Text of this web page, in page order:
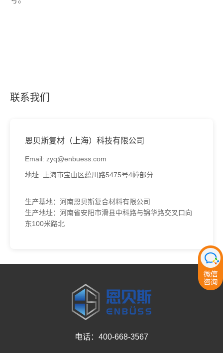
联系我们
恩贝斯复材（上海）科技有限公司
Email: zyq@enbuess.com
地址: 上海市宝山区蕴川路5475号4幢部分
生产基地：河南恩贝斯复合材料有限公司
生产地址：河南省安阳市滑县中科路与锦华路交叉口向
东100米路北
电话：400-668-3567